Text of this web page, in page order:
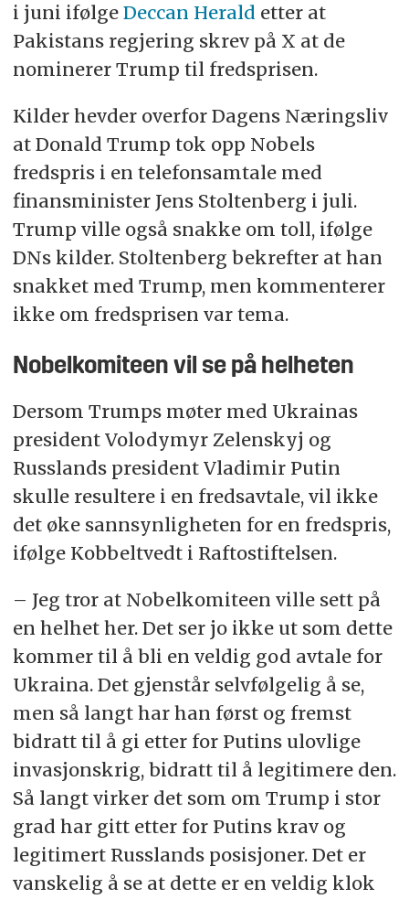
i juni ifølge Deccan Heraldetter at
Pakistans regjering skrev på X at de
nominerer Trump til fredsprisen.
Kilder hevder overfor Dagens Næringsliv
at Donald Trump tok opp Nobels
fredspris i en telefonsamtale med
finansminister Jens Stoltenberg i juli.
Trump ville også snakke om toll, ifølge
DNs kilder. Stoltenberg bekrefter at han
snakket med Trump, men kommenterer
ikke om fredsprisen var tema.
Nobelkomiteen vil se på helheten
Dersom Trumps møter med Ukrainas
president Volodymyr Zelenskyj og
Russlands president Vladimir Putin
skulle resultere i en fredsavtale, vil ikke
det øke sannsynligheten for en fredspris,
ifølge Kobbeltvedt i Raftostiftelsen.
– Jeg tror at Nobelkomiteen ville sett på
en helhet her. Det ser jo ikke ut som dette
kommer til å bli en veldig god avtale for
Ukraina. Det gjenstår selvfølgelig å se,
men så langt har han først og fremst
bidratt til å gi etter for Putins ulovlige
invasjonskrig, bidratt til å legitimere den.
Så langt virker det som om Trump i stor
grad har gitt etter for Putins krav og
legitimert Russlands posisjoner. Det er
vanskelig å se at dette er en veldig klok